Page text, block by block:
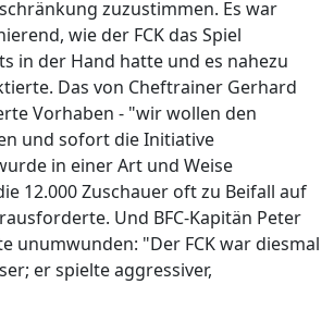
zuzustimmen. Es war
wie der FCK das Spiel
in der Hand hatte und es nahezu
Das von Cheftrainer Gerhard
Vorhaben - "wir wollen den
und sofort die Initiative
in einer Art und Weise
12.000 Zuschauer oft zu Beifall auf
Und BFC-Kapitän Peter
unumwunden: "Der FCK war diesmal
er spielte aggressiver,